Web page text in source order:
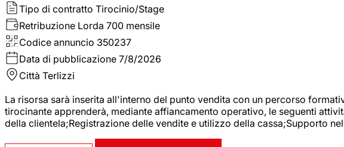
Tipo di contratto Tirocinio/Stage
Retribuzione Lorda 700 mensile
Codice annuncio 350237
Data di pubblicazione 7/8/2026
Città Terlizzi
La risorsa sarà inserita all'interno del punto vendita con un percorso
tirocinante apprenderà, mediante affiancamento operativo, le seguenti
della clientela;Registrazione delle vendite e utilizzo della cassa;Supporto